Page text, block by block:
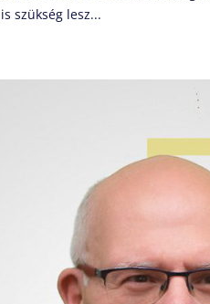
szükség lesz...